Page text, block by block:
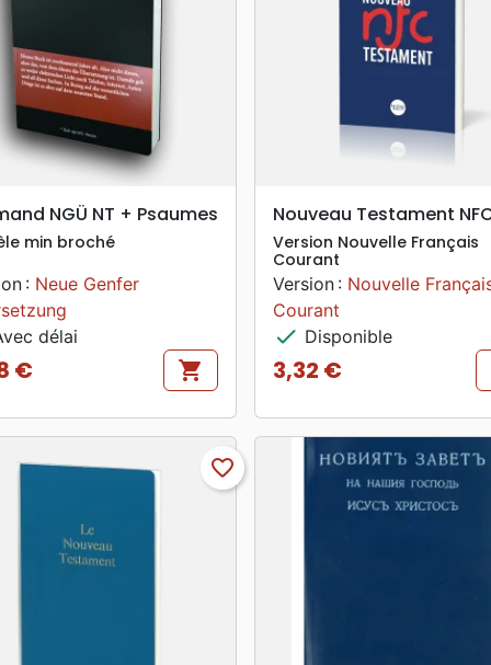
search APERÇU RAPIDE
NGÜ NT + Psaumes
min broché
: Neue Genfer
délai
€ shopping_cart
search APERÇU RAPIDE
Nouveau Testament
Version Nouvelle Français
Courant
Version : Nouvelle
Courant
check Disponible
Prix
3,32 €
favorite_border